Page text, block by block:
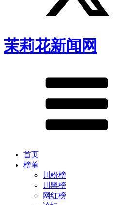
茉莉花新闻网
首页
榜单
川粉榜
川黑榜
网红榜